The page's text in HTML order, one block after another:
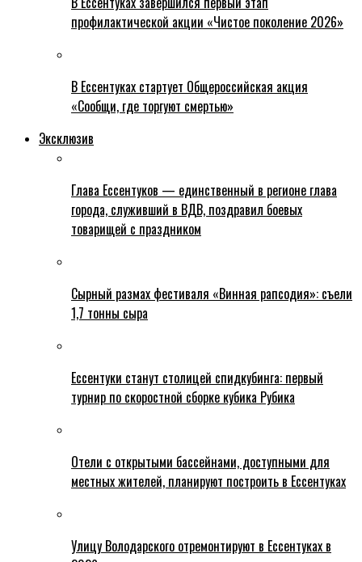
профилактической акции «Чистое поколение 2026»
В Ессентуках стартует Общероссийская акция
«Сообщи, где торгуют смертью»
Эксклюзив
Глава Ессентуков — единственный в регионе глава
города, служивший в ВДВ, поздравил боевых
товарищей с праздником
Сырный размах фестиваля «Винная рапсодия»: съели
1,7 тонны сыра
Ессентуки станут столицей спидкубинга: первый
турнир по скоростной сборке кубика Рубика
Отели с открытыми бассейнами, доступными для
местных жителей, планируют построить в Ессентуках
Улицу Володарского отремонтируют в Ессентуках в